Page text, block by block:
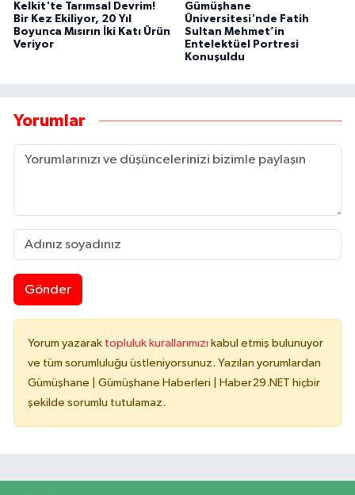
Kelkit'te Tarımsal Devrim!
Bir Kez Ekiliyor, 20 Yıl
Boyunca Mısırın İki Katı Ürün
Veriyor
Gümüşhane
Üniversitesi'nde Fatih
Sultan Mehmet’in
Entelektüel Portresi
Konuşuldu
Yorumlar
Gönder
Yorum yazarak topluluk kurallarımızı kabul etmiş bulunuyor
ve tüm sorumluluğu üstleniyorsunuz. Yazılan yorumlardan
Gümüşhane | Gümüşhane Haberleri | Haber29.NET hiçbir
şekilde sorumlu tutulamaz.